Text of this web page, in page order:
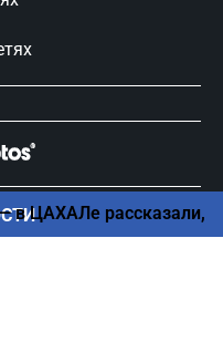
в ЦАХАЛе рассказали,